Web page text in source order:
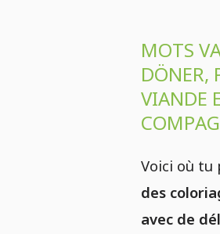
MOTS
DÖNER,
VIANDE
Voici où tu
des
avec de